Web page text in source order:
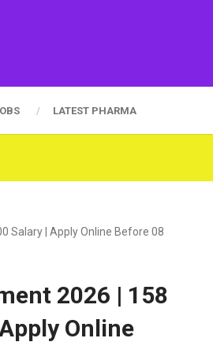
LATEST PHARMA
Salary | Apply Online Before 08
2026 | 158
Online